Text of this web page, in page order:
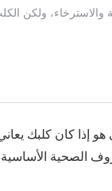
إذا كان كلبك
الصحية